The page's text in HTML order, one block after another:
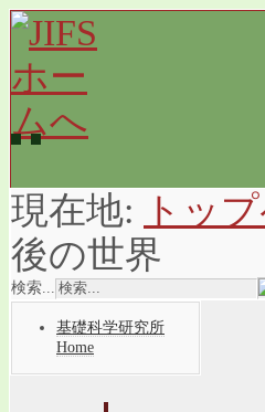
現在地: トッ
後の世界
検索...
基礎科学研究所
Home